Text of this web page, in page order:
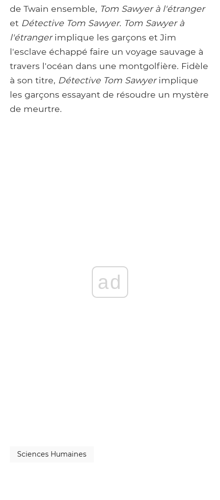
de Twain ensemble, Tom Sawyer à l'étranger
et Détective Tom Sawyer. Tom Sawyer à
l'étrangerimplique les garçons et Jim
l'esclave échappé faire un voyage sauvage à
travers l'océan dans une montgolfière. Fidèle
à son titre, Détective Tom Sawyerimplique
les garçons essayant de résoudre un mystère
de meurtre.
ad
Sciences Humaines